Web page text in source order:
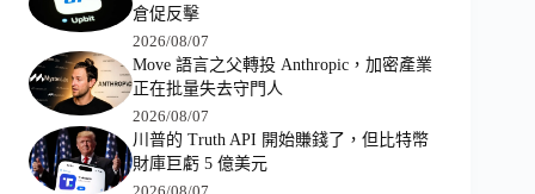
倉促反擊
2026/08/07
Move 語言之父轉投 Anthropic，加密產業
正在批量失去守門人
2026/08/07
川普的 Truth API 開始賺錢了，但比特幣
財庫巨虧 5 億美元